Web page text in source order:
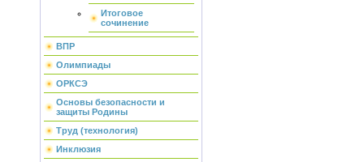
Итоговое
сочинение
ВПР
Олимпиады
ОРКСЭ
Основы безопасности и
защиты Родины
Труд (технология)
Инклюзия